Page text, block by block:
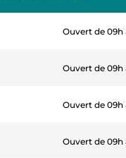
Ouvert de 09h
Ouvert de 09h
Ouvert de 09h
Ouvert de 09h
Ouvert de 09h
Ouvert de 09h
Ouvert de 09h
Ouvert de 09h